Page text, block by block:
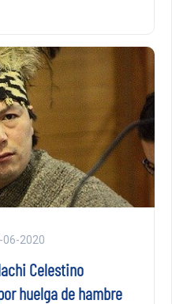
06-2020
Celestino
huelga de hambre